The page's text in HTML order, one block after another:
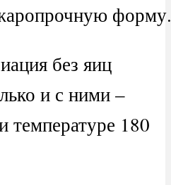
форму.
без яиц
и с ними –
температуре 180